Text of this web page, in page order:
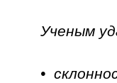
Ученым
•